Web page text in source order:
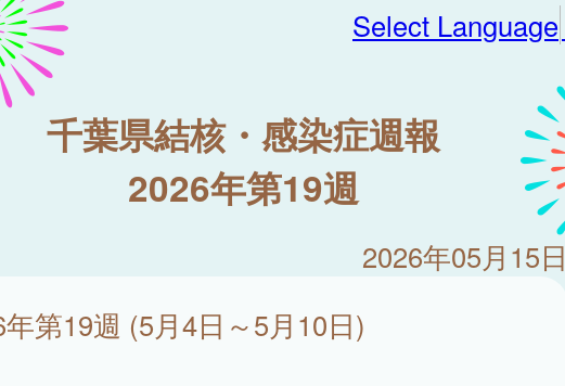
Select Language
千葉県結核・感染症週報
2026年第19週
2026年05月15日
第19週 (5月4日～5月10日)